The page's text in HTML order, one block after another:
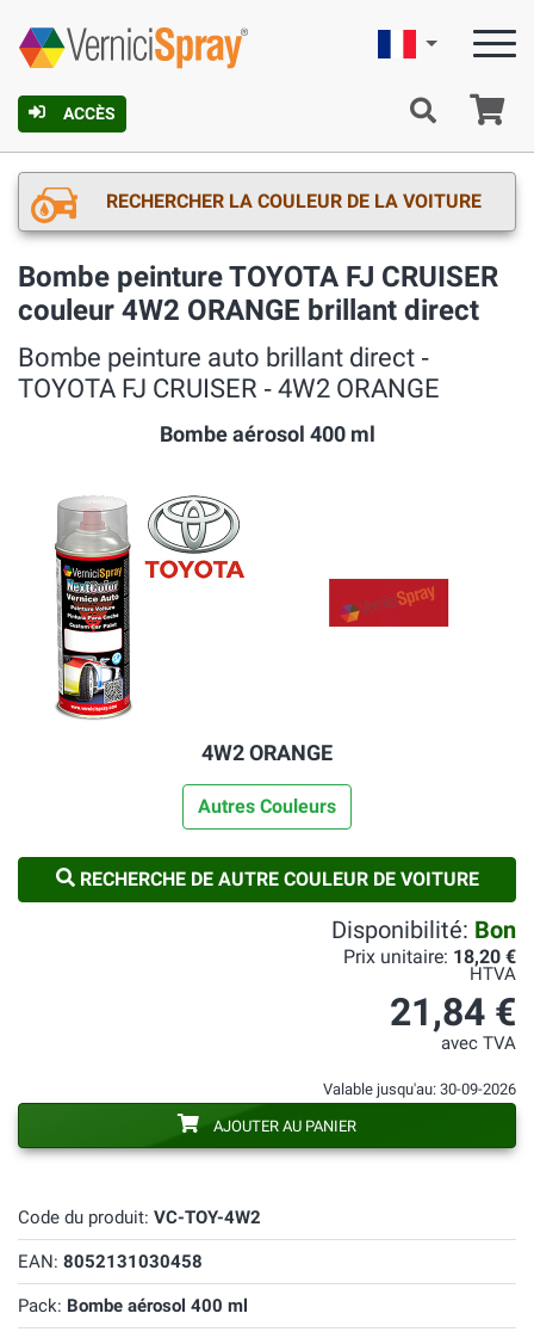
ACCÈS
Française
RECHERCHER LA COULEUR DE LA VOITURE
Bombe peinture TOYOTA FJ CRUISER
couleur 4W2 ORANGE brillant direct
Bombe peinture auto brillant direct ‐
TOYOTA FJ CRUISER ‐ 4W2 ORANGE
Bombe aérosol 400 ml
4W2 ORANGE
Autres Couleurs
RECHERCHE DE AUTRE COULEUR DE VOITURE
Code du produit: VC-TOY-4W2
EAN: 8052131030458
Pack: Bombe aérosol 400 ml
Disponibilité: Bon
Prix unitaire: 18,20 €
HTVA
21,84 €
avec TVA
Valable jusqu'au: 30-09-2026
AJOUTER AU PANIER